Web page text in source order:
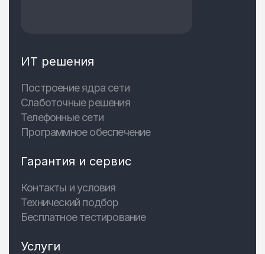
ИТ решения
Построение ядра сети
Слаботочные решения
Телефонные сети
Программное обеспечение
Гарантия и сервис
Контакты и условия
Технический подбор
Бесплатное тестирование
Услуги